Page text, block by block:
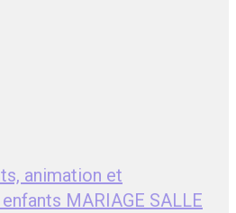
animation et
MARIAGE SALLE